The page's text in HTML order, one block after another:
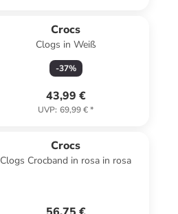
Crocs
Clogs in Weiß
-37%
43,99 €
UVP: 69,99 €*
Crocs
Clogs Crocband in rosa in rosa